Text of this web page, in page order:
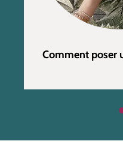
Comment poser